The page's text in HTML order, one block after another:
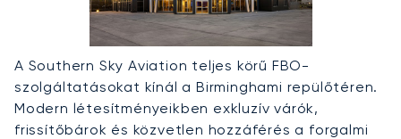
A Southern Sky Aviation teljes körű FBO-
szolgáltatásokat kínál a Birminghami repülőtéren.
Modern létesítményeikben exkluzív várók,
frissítőbárok és közvetlen hozzáférés a forgalmi